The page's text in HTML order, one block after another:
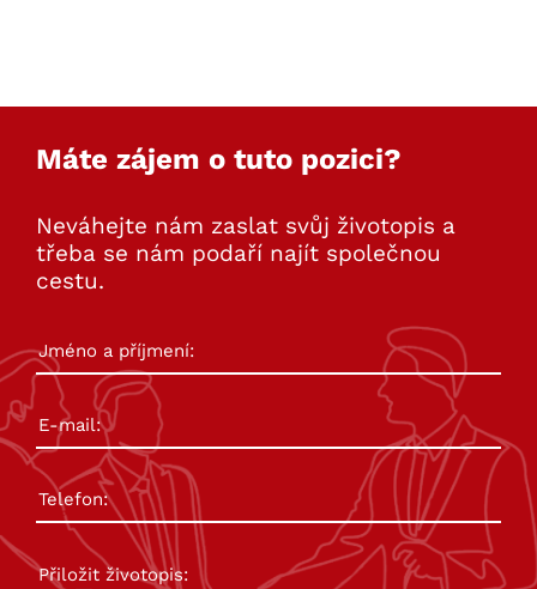
Máte zájem o tuto pozici?
Neváhejte nám zaslat svůj životopis a
třeba se nám podaří najít společnou
cestu.
Přiložit životopis: